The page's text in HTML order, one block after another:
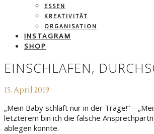
ESSEN
KREATIVITÄT
ORGANISATION
INSTAGRAM
SHOP
EINSCHLAFEN,
15. April 2019
„Mein Baby schläft nur in der Trage!“ –
letzterem bin ich die falsche
ablegen konnte.